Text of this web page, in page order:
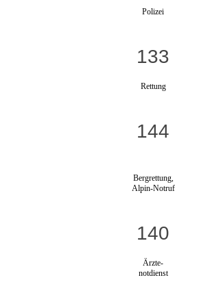
Polizei
133
Rettung
144
Bergrettung,
Alpin-Notruf
140
Ärzte-
notdienst